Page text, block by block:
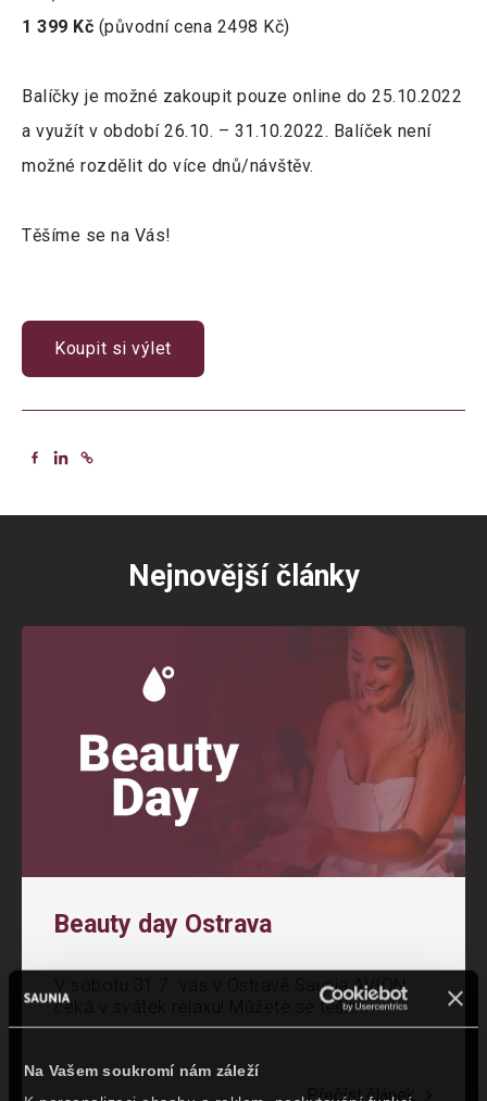
Na Vašem soukromí nám záleží
1 399 Kč (původní cena 2498 Kč)
Balíčky je možné zakoupit pouze online do 25.10.2022
a využít v období 26.10. – 31.10.2022. Balíček není
možné rozdělit do více dnů/návštěv.
Těšíme se na Vás!
Koupit si výlet
Nejnovější články
Beauty day Ostrava
V sobotu 31.7. vás v Ostravě Saunia AVION
čeká v svátek relaxu! Můžete se těšit...
Přečíst článek